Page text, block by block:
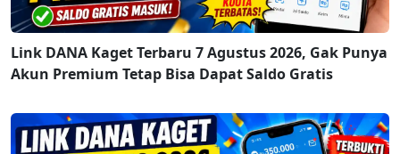
Link DANA Kaget Terbaru 7 Agustus 2026, Gak Punya
Akun Premium Tetap Bisa Dapat Saldo Gratis